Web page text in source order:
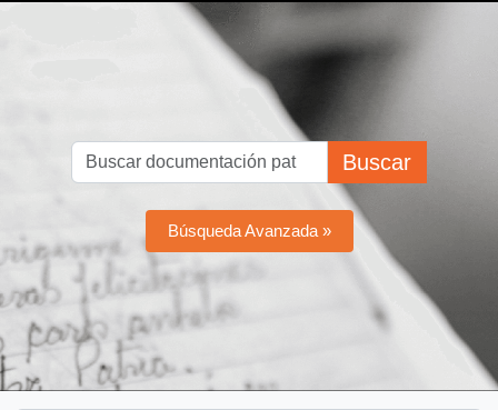
Buscar
Búsqueda Avanzada »